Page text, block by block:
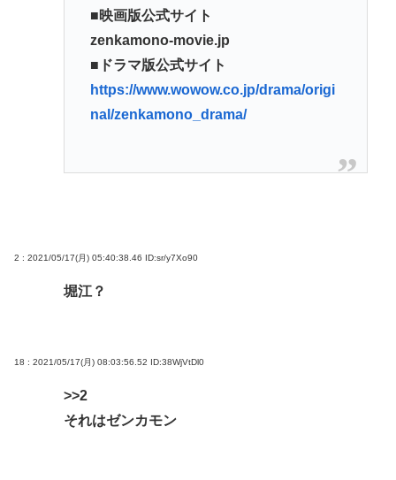
■映画版公式サイト
zenkamono-movie.jp
■ドラマ版公式サイト
https://www.wowow.co.jp/drama/origi
nal/zenkamono_drama/
2 : 2021/05/17(月) 05:40:38.46 ID:sr/y7Xo90
堀江？
18 : 2021/05/17(月) 08:03:56.52 ID:38WjVtDl0
>>2
それはゼンカモン